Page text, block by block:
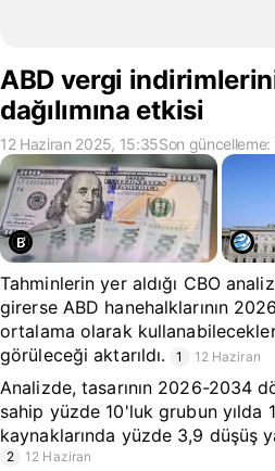
ABD vergi
dağılımına etkisi
12 Haziran 2025, 15:35Son
Tahminlerin yer aldığı CBO
girerse ABD hanehalklarının
ortalama olarak
görüleceği aktarıldı.
1 12 Haziran
Analizde, tasarının 2026-2034
sahip yüzde 10'luk grubun yılda
kaynaklarında yüzde 3,9 düşüş
2 12 Haziran